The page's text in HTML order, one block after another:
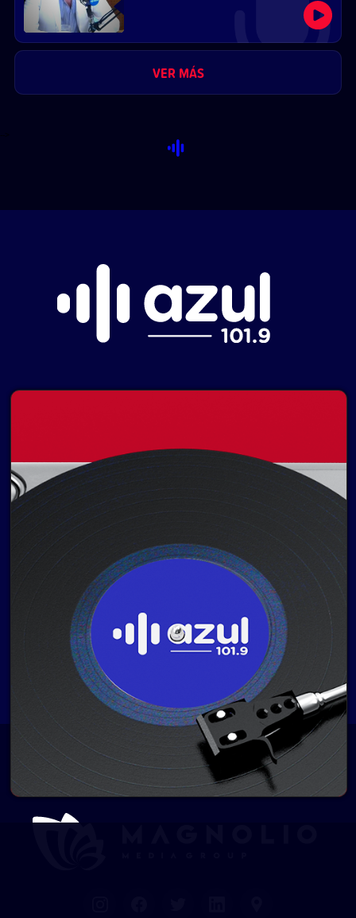
VER MÁS
© 2020—2026 |Azul FM 101.9
Pablo de María 1015
- Montevideo, Uruguay.
Contacto comercial: • Hosting:
NetUy
Privacidad~Términos y condiciones
Logo, diseños, desarrollo del sitio, gestión de
contenidos y redes:Equipo Digital de Magnolio
Media Group